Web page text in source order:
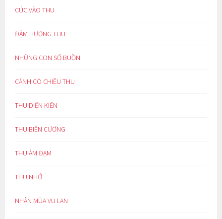
CÚC VÀO THU
ĐẬM HƯƠNG THU
NHỮNG CON SỐ BUỒN
CÁNH CÒ CHIỀU THU
THU DIỆN KIẾN
THU BIÊN CƯƠNG
THU ẢM ĐẠM
THU NHỚ
NHÂN MÙA VU LAN